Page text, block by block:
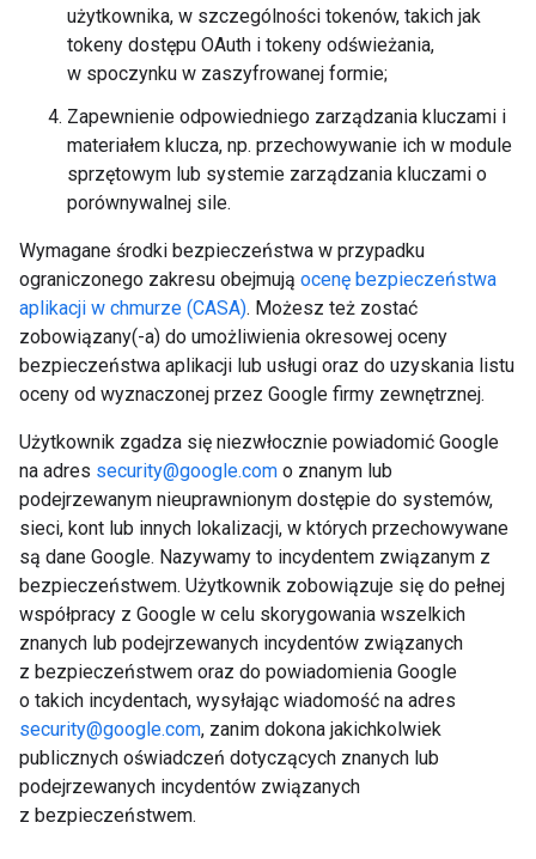
użytkownika, w szczególności tokenów, takich jak
tokeny dostępu OAuth i tokeny odświeżania,
w spoczynku w zaszyfrowanej formie;
Zapewnienie odpowiedniego zarządzania kluczami i
materiałem klucza, np. przechowywanie ich w module
sprzętowym lub systemie zarządzania kluczami o
porównywalnej sile.
Wymagane środki bezpieczeństwa w przypadku
ograniczonego zakresu obejmują ocenę bezpieczeństwa
aplikacji w chmurze (CASA). Możesz też zostać
zobowiązany(-a) do umożliwienia okresowej oceny
bezpieczeństwa aplikacji lub usługi oraz do uzyskania listu
oceny od wyznaczonej przez Google firmy zewnętrznej.
Użytkownik zgadza się niezwłocznie powiadomić Google
na adres security@google.com o znanym lub
podejrzewanym nieuprawnionym dostępie do systemów,
sieci, kont lub innych lokalizacji, w których przechowywane
są dane Google. Nazywamy to incydentem związanym z
bezpieczeństwem. Użytkownik zobowiązuje się do pełnej
współpracy z Google w celu skorygowania wszelkich
znanych lub podejrzewanych incydentów związanych
z bezpieczeństwem oraz do powiadomienia Google
o takich incydentach, wysyłając wiadomość na adres
security@google.com, zanim dokona jakichkolwiek
publicznych oświadczeń dotyczących znanych lub
podejrzewanych incydentów związanych
z bezpieczeństwem.